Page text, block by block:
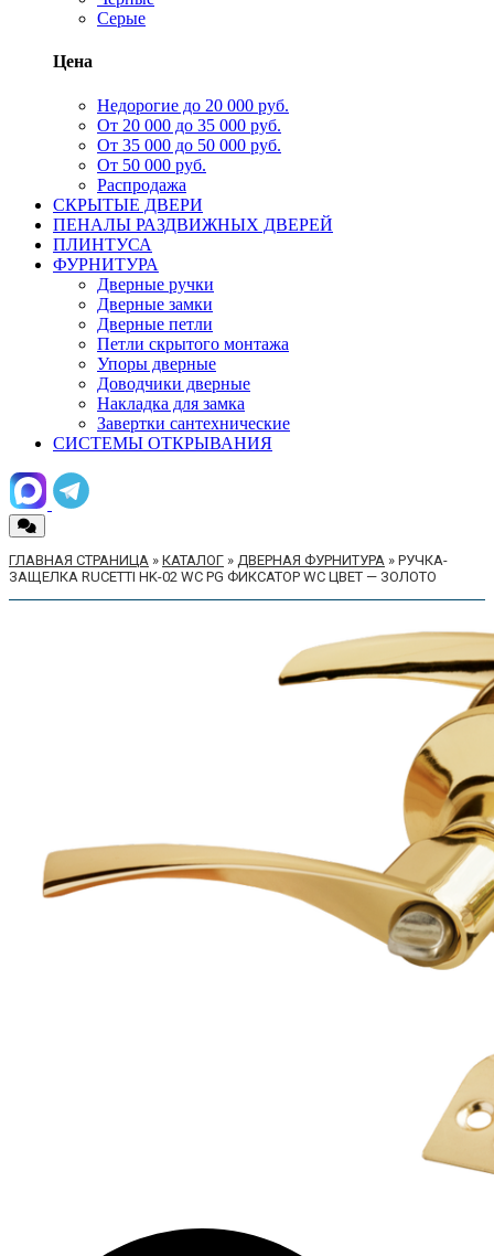
Серые
Цена
Недорогие до 20 000 руб.
От 20 000 до 35 000 руб.
От 35 000 до 50 000 руб.
От 50 000 руб.
Распродажа
СКРЫТЫЕ ДВЕРИ
ПЕНАЛЫ РАЗДВИЖНЫХ ДВЕРЕЙ
ПЛИНТУСА
ФУРНИТУРА
Дверные ручки
Дверные замки
Дверные петли
Петли скрытого монтажа
Упоры дверные
Доводчики дверные
Накладка для замка
Завертки сантехнические
СИСТЕМЫ ОТКРЫВАНИЯ
ГЛАВНАЯ СТРАНИЦА » КАТАЛОГ » ДВЕРНАЯ ФУРНИТУРА » РУЧКА-
ЗАЩЕЛКА RUCETTI HK-02 WC PG ФИКСАТОР WC ЦВЕТ — ЗОЛОТО